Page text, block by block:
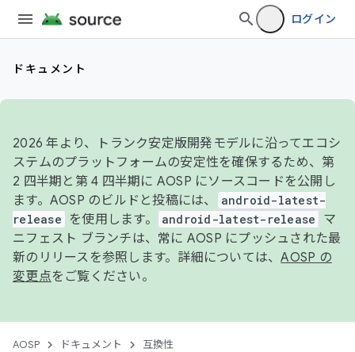
ログイン
ドキュメント
2026 年より、トランク安定版開発モデルに沿ってエコシ
ステムのプラットフォームの安定性を確保するため、第
2 四半期と第 4 四半期に AOSP にソースコードを公開し
ます。AOSP のビルドと投稿には、
android-latest-
release
を使用します。 android-latest-release
マ
ニフェスト ブランチは、常に AOSP にプッシュされた最
新のリリースを参照します。詳細については、AOSP の
変更点をご覧ください。
AOSP ドキュメント 互換性